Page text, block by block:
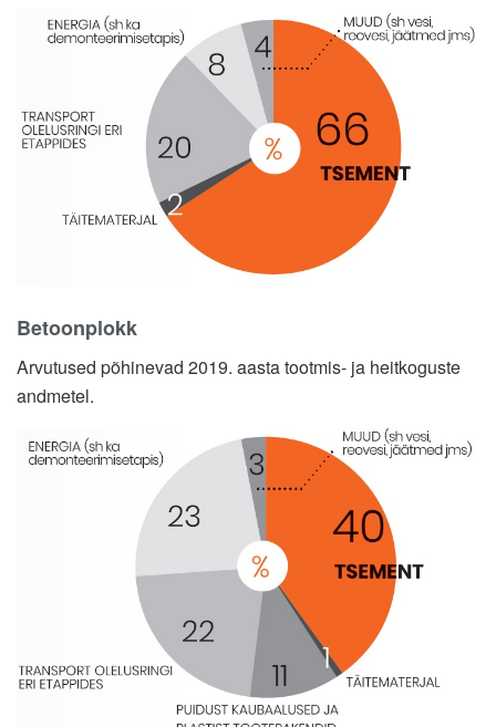
Betoonplokk
Arvutused põhinevad 2019. aasta tootmis- ja heitkoguste
andmetel.